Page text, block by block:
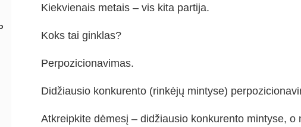
Kiekvienais metais – vis kita partija.
Koks tai ginklas?
Perpozicionavimas.
Didžiausio konkurento (rinkėjų mintyse)
Atkreipkite dėmesį – didžiausio konkurento mintyse,